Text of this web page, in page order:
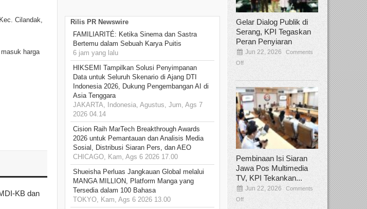
Cilandak,
harga
KB dan
Rilis PR Newswire
FAMILIARITÉ: Ketika Sinema dan Sastra
Bertemu dalam Sebuah Karya Puitis
6 jam yang lalu
HIKSEMI Tampilkan Solusi Penyimpanan
Data untuk Seluruh Skenario di Ajang DTI
Indonesia 2026, Dukung Pengembangan AI di
Asia Tenggara
JAKARTA, Indonesia, Agustus, Jum, Ags 7
2026 04.14
Cision Raih MarTech Breakthrough Awards
2026 untuk Pemantauan dan Analisis Media
Sosial, Distribusi Siaran Pers, dan AEO
CHICAGO, Kam, Ags 6 2026 17.00
Shueisha Perluas Jangkauan Global melalui
MANGA MILLION, Platform Manga yang
Tersedia dalam 100 Bahasa
TOKYO, Kam, Ags 6 2026 13.00
Gelar Dialog Publik di
Serang, KPI Tegaskan
Peran Penyiaran
Jun 22, 2026
Comments
Off
Pembinaan Isi Siaran
Jawa Pos Multimedia
TV, KPI Tekankan...
Jun 22, 2026
Comments
Off